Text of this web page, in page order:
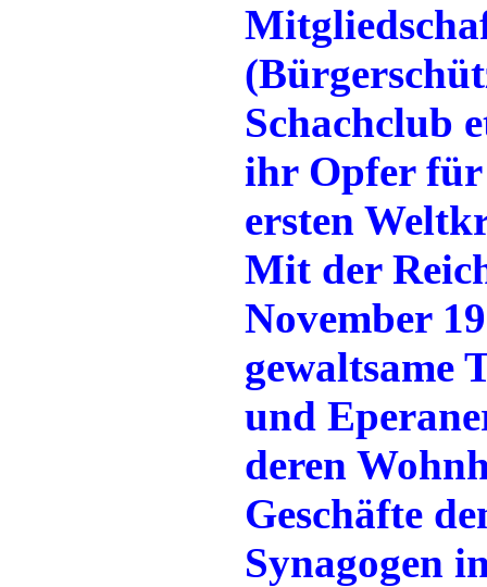
Schachclub
ihr Opfer
ersten
Mit der
November
gewaltsame
und
deren
Geschäfte
Synagogen